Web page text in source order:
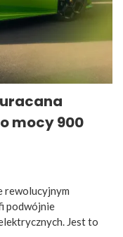
mocy 900
rewolucyjnym
podwójnie
Jest to